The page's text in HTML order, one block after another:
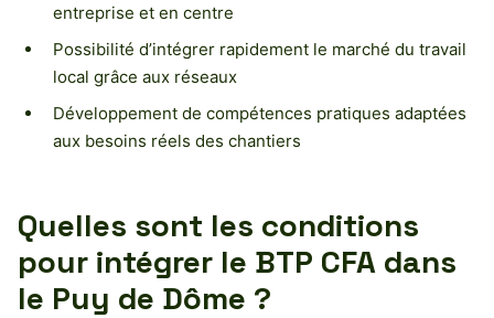
entreprise et en centre
Possibilité d’intégrer rapidement le marché du travail
local grâce aux réseaux
Développement de compétences pratiques adaptées
aux besoins réels des chantiers
Quelles sont les conditions
pour intégrer le BTP CFA dans
le Puy de Dôme ?